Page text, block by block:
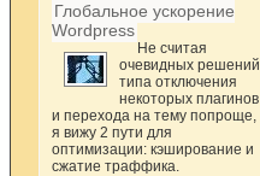
Глобальное ускорение
Wordpress
Не считая
очевидных решений
типа отключения
некоторых плагинов
и перехода на тему попроще,
я вижу 2 пути для
оптимизации: кэширование и
сжатие траффика.